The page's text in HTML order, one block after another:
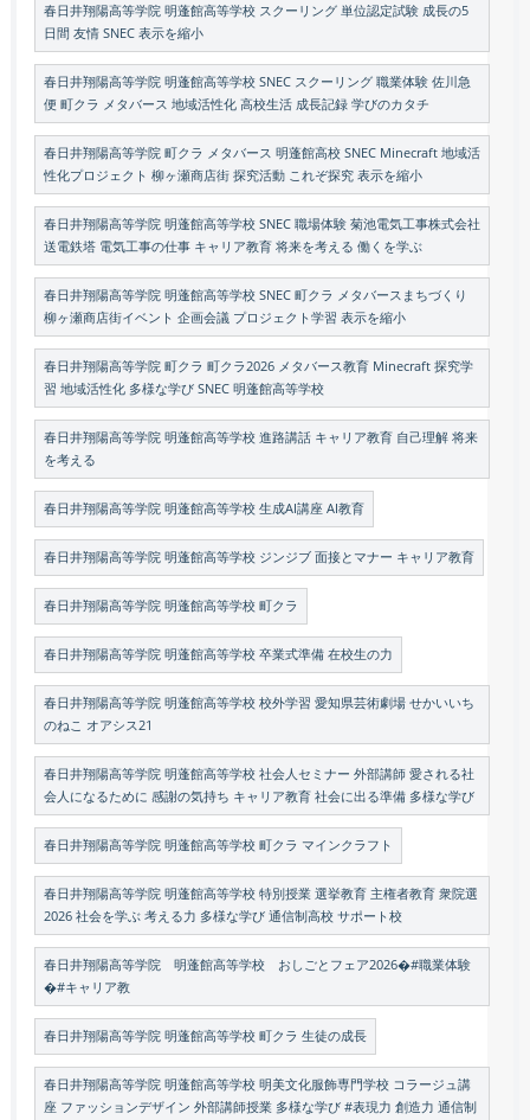
春日井翔陽高等学院 明蓬館高等学校 スクーリング 単位認定試験 成長の5
日間 友情 SNEC 表示を縮小
春日井翔陽高等学院 明蓬館高等学校 SNEC スクーリング 職業体験 佐川急
便 町クラ メタバース 地域活性化 高校生活 成長記録 学びのカタチ
春日井翔陽高等学院 町クラ メタバース 明蓬館高校 SNEC Minecraft 地域活
性化プロジェクト 柳ヶ瀬商店街 探究活動 これぞ探究 表示を縮小
春日井翔陽高等学院 明蓬館高等学校 SNEC 職場体験 菊池電気工事株式会社
送電鉄塔 電気工事の仕事 キャリア教育 将来を考える 働くを学ぶ
春日井翔陽高等学院 明蓬館高等学校 SNEC 町クラ メタバースまちづくり
柳ヶ瀬商店街イベント 企画会議 プロジェクト学習 表示を縮小
春日井翔陽高等学院 町クラ 町クラ2026 メタバース教育 Minecraft 探究学
習 地域活性化 多様な学び SNEC 明蓬館高等学校
春日井翔陽高等学院 明蓬館高等学校 進路講話 キャリア教育 自己理解 将来
を考える
春日井翔陽高等学院 明蓬館高等学校 生成AI講座 AI教育
春日井翔陽高等学院 明蓬館高等学校 ジンジブ 面接とマナー キャリア教育
春日井翔陽高等学院 明蓬館高等学校 町クラ
春日井翔陽高等学院 明蓬館高等学校 卒業式準備 在校生の力
春日井翔陽高等学院 明蓬館高等学校 校外学習 愛知県芸術劇場 せかいいち
のねこ オアシス21
春日井翔陽高等学院 明蓬館高等学校 社会人セミナー 外部講師 愛される社
会人になるために 感謝の気持ち キャリア教育 社会に出る準備 多様な学び
春日井翔陽高等学院 明蓬館高等学校 町クラ マインクラフト
春日井翔陽高等学院 明蓬館高等学校 特別授業 選挙教育 主権者教育 衆院選
2026 社会を学ぶ 考える力 多様な学び 通信制高校 サポート校
春日井翔陽高等学院 明蓬館高等学校 おしごとフェア2026�#職業体験
�#キャリア教
春日井翔陽高等学院 明蓬館高等学校 町クラ 生徒の成長
春日井翔陽高等学院 明蓬館高等学校 明美文化服飾専門学校 コラージュ講
座 ファッションデザイン 外部講師授業 多様な学び #表現力 創造力 通信制